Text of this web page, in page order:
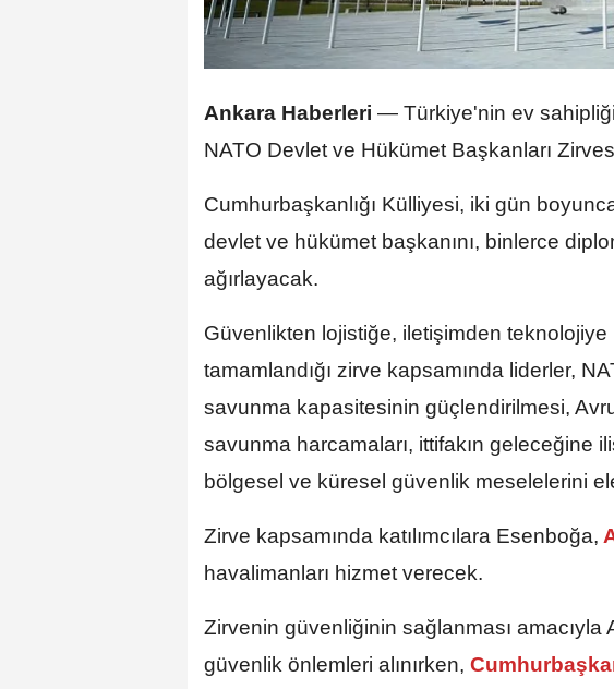
Ankara Haberleri — Türkiye'nin ev
NATO Devlet ve Hükümet Başkanları
Cumhurbaşkanlığı Külliyesi, iki gün
devlet ve hükümet başkanını, binlerce
ağırlayacak.
Güvenlikten lojistiğe, iletişimden teknolojiye
tamamlandığı zirve kapsamında liderler,
savunma kapasitesinin güçlendirilmesi,
savunma harcamaları, ittifakın geleceğine
bölgesel ve küresel güvenlik meselelerini
Zirve kapsamında katılımcılara Esenboğa,
havalimanları hizmet verecek.
Zirvenin güvenliğinin sağlanması
güvenlik önlemleri alınırken,